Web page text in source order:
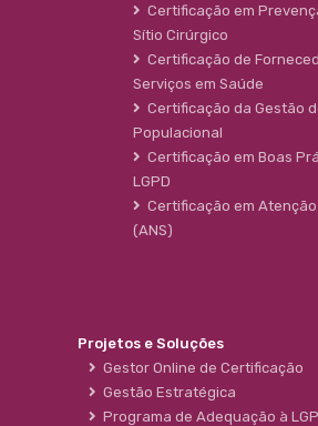
Certificação em
Sítio Cirúrgico
Certificação de
Serviços em Saúde
Certificação da Gestão
Populacional
Certificação em Boas
LGPD
Certificação em
(ANS)
Projetos e Soluções
Gestor Online de Certificação
Gestão Estratégica
Programa de Adequação à